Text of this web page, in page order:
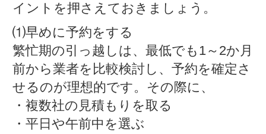
イントを押さえておきましょう。
⑴早めに予約をする
繁忙期の引っ越しは、最低でも1～2か月
前から業者を比較検討し、予約を確定さ
せるのが理想的です。その際に、
・複数社の見積もりを取る
・平日や午前中を選ぶ